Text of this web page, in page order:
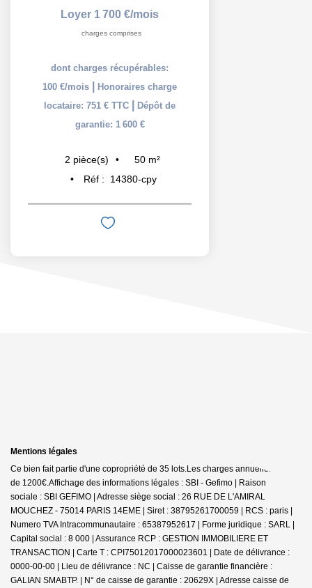
Loyer 1 700 €/mois
charges comprises
dont charges récupérables:
100 €/mois
Honoraires charge
locataire: 751 € TTC
Dépôt de
garantie: 1 600 €
2 pièce(s) 50 m²
Réf :
14380-cpy
Mentions légales
Ce bien fait partie d'une copropriété de 35 lots.Les charges annuelles sont
de 1200€.Affichage des informations légales : SBI - Gefimo | Raison
sociale : SBI GEFIMO | Adresse siège social : 26 RUE DE L'AMIRAL
MOUCHEZ - 75014 PARIS 14EME | Siret : 38795261700059 | RCS : paris |
Numero TVA Intracommunautaire : 65387952617 | Forme juridique : SARL |
Capital social : 8 000 | Assurance RCP : GESTION IMMOBILIERE ET
TRANSACTION | Carte T : CPI75012017000023601 | Date de délivrance :
0000-00-00 | Lieu de délivrance : NC | Caisse de garantie financière :
GALIAN SMABTP. | N° de caisse de garantie : 20629X | Adresse caisse de